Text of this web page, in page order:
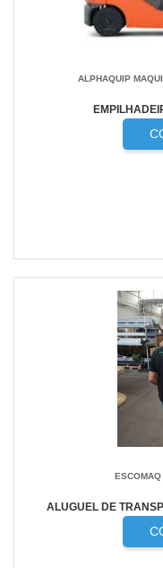
ALPHAQUIP
ESCOMAQ
ALUGUEL DE